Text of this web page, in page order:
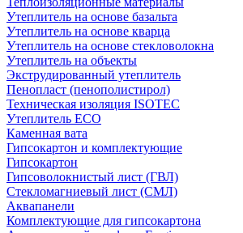
Утеплитель на основе базальта
Утеплитель на основе кварца
Утеплитель на основе стекловолокна
Утеплитель на объекты
Экструдированный утеплитель
Пенопласт (пенополистирол)
Техническая изоляция ISOTEC
Утеплитель ECO
Каменная вата
Гипсокартон и комплектующие
Гипсокартон
Гипсоволокнистый лист (ГВЛ)
Стекломагниевый лист (СМЛ)
Аквапанели
Комплектующие для гипсокартона